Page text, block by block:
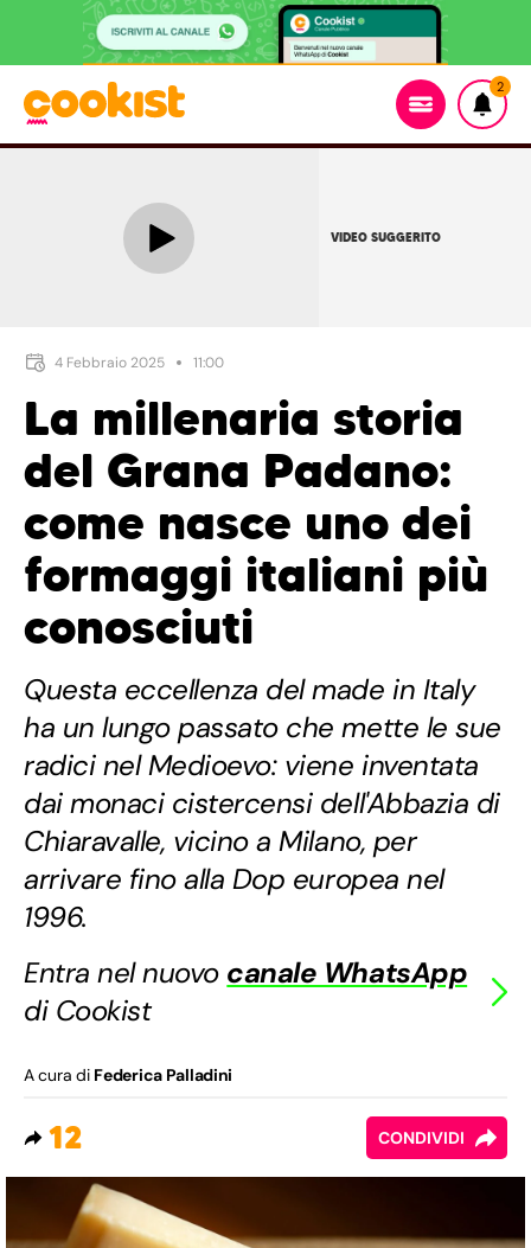
2
VIDEO SUGGERITO
4 Febbraio 2025 11:00
La millenaria storia
del Grana Padano:
come nasce uno dei
formaggi italiani più
conosciuti
Questa eccellenza del made in Italy
ha un lungo passato che mette le sue
radici nel Medioevo: viene inventata
dai monaci cistercensi dell'Abbazia di
Chiaravalle, vicino a Milano, per
arrivare fino alla Dop europea nel
1996.
Entra nel nuovo canale WhatsApp
di Cookist
A cura di Federica Palladini
12 CONDIVIDI